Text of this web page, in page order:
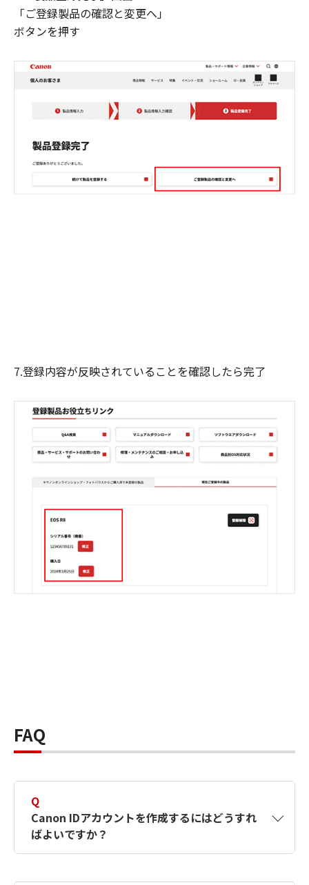
「ご登録製品の確認と変更へ」
ボタンを押す
7.登録内容が反映されていることを確認したら完了
FAQ
Q
Canon IDアカウントを作成するにはどうすれ
ばよいですか？